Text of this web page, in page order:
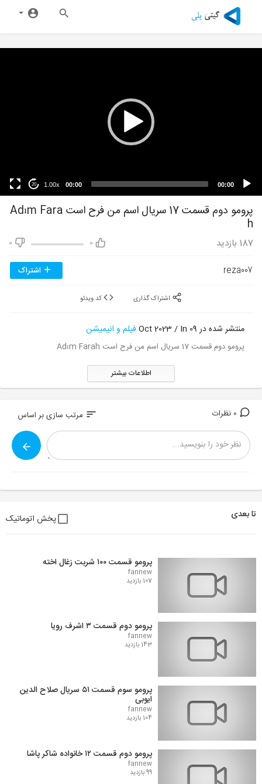
00:00
00:00
1.00x
20
پرومو دوم قسمت 17 سریال اسم من فرح است Adım Fara
h
0
0 187 بازدید
reza007 اشتراک
منتشر شده در 09 Oct 2023 / In فیلم و انیمیشن
پرومو دوم قسمت 17 سریال اسم من فرح است Adım Farah
اطلاعات بیشتر
sort مرتب سازی بر اساس
تا بعدی پخش اتوماتیک
پرومو قسمت ۱۰۰ شربت زغال اخته
fannew
107 بازدید
پرومو دوم قسمت ۳ اشرف رویا
fannew
143 بازدید
پرومو سوم قسمت ۵۱ سریال صلاح الدین
ایوبی
fannew
104 بازدید
پرومو دوم قسمت ۱۲ خانواده شاکر پاشا
fannew
99 بازدید